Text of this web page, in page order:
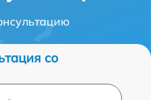
со